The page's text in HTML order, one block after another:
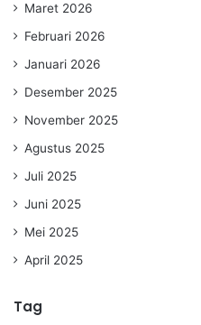
Maret 2026
Februari 2026
Januari 2026
Desember 2025
November 2025
Agustus 2025
Juli 2025
Juni 2025
Mei 2025
April 2025
Tag